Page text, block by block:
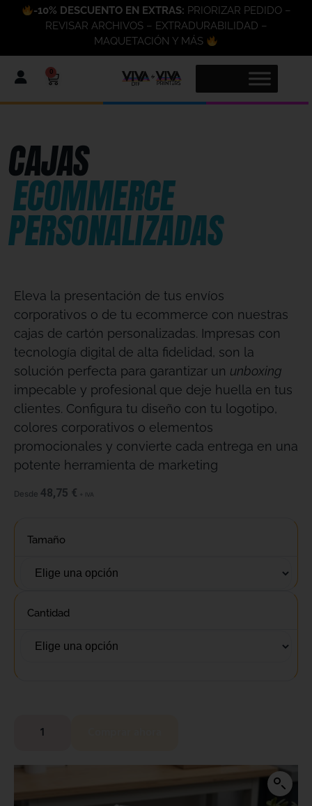
-10% DESCUENTO EN EXTRAS: PRIORIZAR PEDIDO –
REVISAR ARCHIVOS – EXTRADURABILIDAD –
MAQUETACIÓN Y MÁS
0
CAJAS
ECOMMERCE
PERSONALIZADAS
Eleva la presentación de tus envíos
corporativos o de tu ecommerce con nuestras
cajas de cartón personalizadas. Impresas con
tecnología digital de alta fidelidad, son la
solución perfecta para garantizar un unboxing
impecable y profesional que deje huella en tus
clientes. Configura tu diseño con tu logotipo,
colores corporativos o elementos
promocionales y convierte cada entrega en una
potente herramienta de marketing
Desde 48,75 € + IVA
Tamaño
Cantidad